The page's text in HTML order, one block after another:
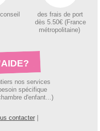
des frais de port
dès 5.50€ (France
métropolitaine)
nos services
spécifique
d'enfant...)
contacter|